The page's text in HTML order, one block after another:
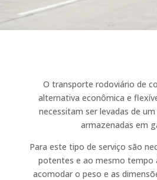
O transporte rodoviário de
alternativa econômica e
necessitam ser levadas de
armazenadas em
Para este tipo de serviço são
potentes e ao mesmo tempo
acomodar o peso e as